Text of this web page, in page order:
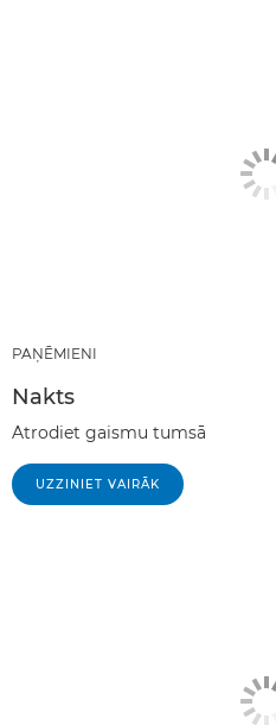
PAŅĒMIENI
Nakts
Atrodiet gaismu tumsā
UZZINIET VAIRĀK